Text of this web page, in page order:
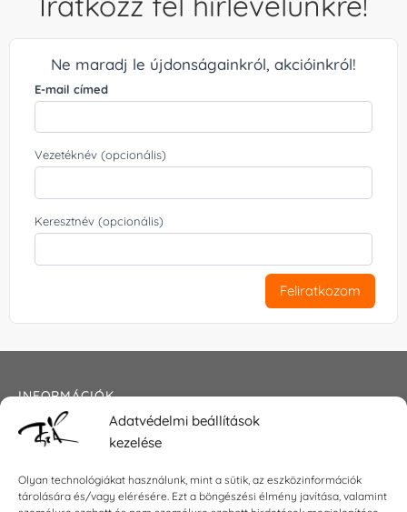
Adatvédelmi beállítások
kezelése
Olyan technológiákat használunk, mint a sütik, az eszközinformációk
tárolására és/vagy elérésére. Ezt a böngészési élmény javítása, valamint
Ne maradj le újdonságainkról, akcióinkról!
E-mail címed
Vezetéknév (opcionális)
Keresztnév (opcionális)
Feliratkozom
INFORMÁCIÓK
Általános szerződési feltételek
Impresszum